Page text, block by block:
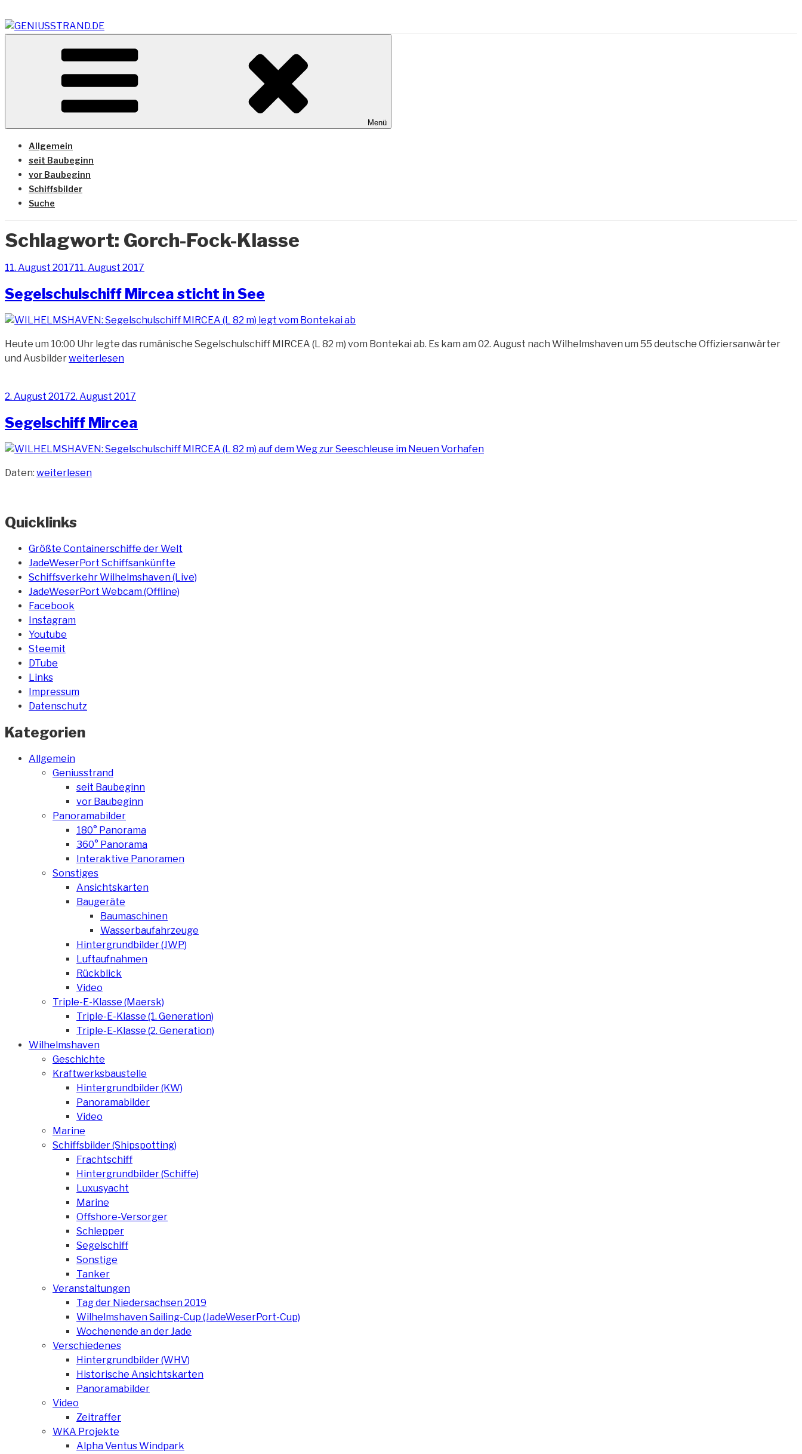
Inhalt
springen
GENIUSSTRAND.DE
Vom Geniusstrand zum JadeWeserPort/Container Terminal Wilhelmshaven
Menü
Allgemein
seit Baubeginn
vor Baubeginn
Schiffsbilder
Suche
Schlagwort: Gorch-Fock-Klasse
Veröffentlicht
11. August 201711. August 2017
Segelschulschiff Mircea sticht in See
Heute um 10:00 Uhr legte das rumänische Segelschulschiff MIRCEA (L 82 m) vom Bontekai ab. Es kam am 02. August nach Wilhelmshaven um 55 deutsche Offiziersanwärter
und Ausbilder„Segelschulschiff
in
See“
weiterlesen
Veröffentlicht
2. August 20172. August 2017
Segelschiff Mircea
Daten: „Segelschiff
weiterlesen
Quicklinks
Größte Containerschiffe der Welt
JadeWeserPort Schiffsankünfte
Schiffsverkehr Wilhelmshaven (Live)
JadeWeserPort Webcam (Offline)
Facebook
Instagram
Youtube
Steemit
DTube
Links
Impressum
Datenschutz
Kategorien
Allgemein
Geniusstrand
seit Baubeginn
vor Baubeginn
Panoramabilder
180° Panorama
360° Panorama
Interaktive Panoramen
Sonstiges
Ansichtskarten
Baugeräte
Baumaschinen
Wasserbaufahrzeuge
Hintergrundbilder (JWP)
Luftaufnahmen
Rückblick
Video
Triple-E-Klasse (Maersk)
Triple-E-Klasse (1. Generation)
Triple-E-Klasse (2. Generation)
Wilhelmshaven
Geschichte
Kraftwerksbaustelle
Hintergrundbilder (KW)
Panoramabilder
Video
Marine
Schiffsbilder (Shipspotting)
Frachtschiff
Hintergrundbilder (Schiffe)
Luxusyacht
Marine
Offshore-Versorger
Schlepper
Segelschiff
Sonstige
Tanker
Veranstaltungen
Tag der Niedersachsen 2019
Wilhelmshaven Sailing-Cup (JadeWeserPort-Cup)
Wochenende an der Jade
Verschiedenes
Hintergrundbilder (WHV)
Historische Ansichtskarten
Panoramabilder
Video
Zeitraffer
WKA Projekte
Alpha Ventus Windpark